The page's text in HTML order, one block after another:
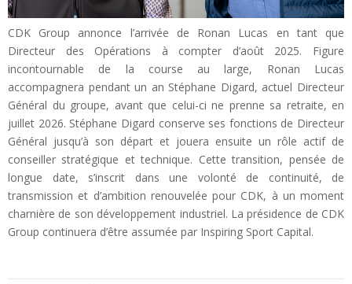
CDK Group annonce l’arrivée de Ronan Lucas en tant que
Directeur des Opérations à compter d’août 2025. Figure
incontournable de la course au large, Ronan Lucas
accompagnera pendant un an Stéphane Digard, actuel Directeur
Général du groupe, avant que celui-ci ne prenne sa retraite, en
juillet 2026. Stéphane Digard conserve ses fonctions de Directeur
Général jusqu’à son départ et jouera ensuite un rôle actif de
conseiller stratégique et technique. Cette transition, pensée de
longue date, s’inscrit dans une volonté de continuité, de
transmission et d’ambition renouvelée pour CDK, à un moment
charnière de son développement industriel. La présidence de CDK
Group continuera d’être assumée par Inspiring Sport Capital.